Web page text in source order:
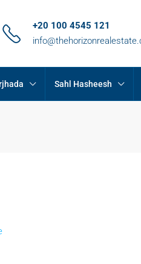
+20 100 4545 121
Sahl Hasheesh